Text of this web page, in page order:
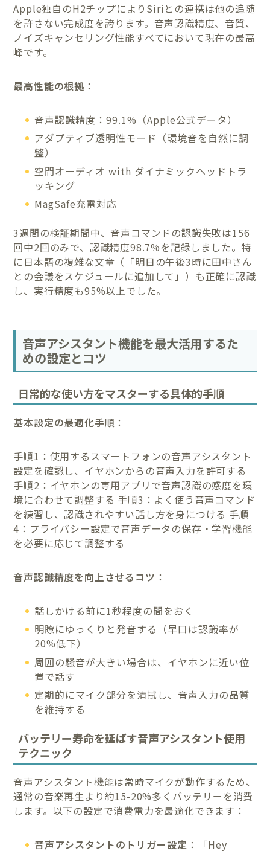
Apple独自のH2チップによりSiriとの連携は他の追随
を許さない完成度を誇ります。音声認識精度、音質、
ノイズキャンセリング性能すべてにおいて現在の最高
峰です。
最高性能の根拠 ：
音声認識精度：99.1%（Apple公式データ）
アダプティブ透明性モード（環境音を自然に調
整）
空間オーディオ with ダイナミックヘッドトラ
ッキング
MagSafe充電対応
3週間の検証期間中、音声コマンドの認識失敗は156
回中2回のみで、認識精度98.7%を記録しました。特
に日本語の複雑な文章（「明日の午後3時に田中さん
との会議をスケジュールに追加して」）も正確に認識
し、実行精度も95%以上でした。
音声アシスタント機能を最大活用するた
めの設定とコツ
日常的な使い方をマスターする具体的手順
基本設定の最適化手順 ：
手順1：使用するスマートフォンの音声アシスタント
設定を確認し、イヤホンからの音声入力を許可する
手順2：イヤホンの専用アプリで音声認識の感度を環
境に合わせて調整する 手順3：よく使う音声コマンド
を練習し、認識されやすい話し方を身につける 手順
4：プライバシー設定で音声データの保存・学習機能
を必要に応じて調整する
音声認識精度を向上させるコツ ：
話しかける前に1秒程度の間をおく
明瞭にゆっくりと発音する（早口は認識率が
20%低下）
周囲の騒音が大きい場合は、イヤホンに近い位
置で話す
定期的にマイク部分を清拭し、音声入力の品質
を維持する
バッテリー寿命を延ばす音声アシスタント使用
テクニック
音声アシスタント機能は常時マイクが動作するため、
通常の音楽再生より約15-20%多くバッテリーを消費
します。以下の設定で消費電力を最適化できます：
音声アシスタントのトリガー設定 ：「Hey